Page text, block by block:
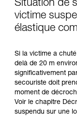
Situation de
victime
élastique
Si la victime a
delà de 20 m
significativement
secouriste doit
moment de
Voir le chapitre
suspendu sur une